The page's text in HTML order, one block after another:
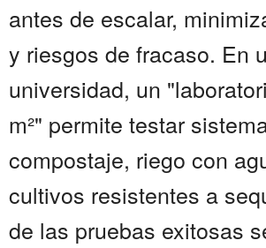
antes de escalar,
y riesgos de fracaso. En
universidad, un
m²" permite testar
compostaje, riego con
cultivos resistentes a
de las pruebas exitosas